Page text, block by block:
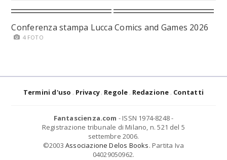
Conferenza stampa Lucca Comics and Games 2026
4 FOTO
Termini d'uso Privacy Regole Redazione Contatti
Fantascienza.com - ISSN 1974-8248 -
Registrazione tribunale di Milano, n. 521 del 5
settembre 2006.
©2003 Associazione Delos Books. Partita Iva
04029050962.